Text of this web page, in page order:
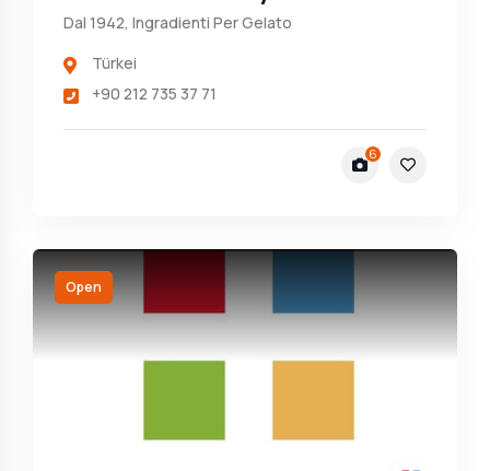
Dal 1942, Ingradienti Per Gelato
Türkei
+90 212 735 37 71
6
Open